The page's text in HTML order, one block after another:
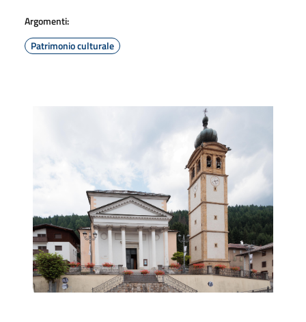
Argomenti:
Patrimonio culturale